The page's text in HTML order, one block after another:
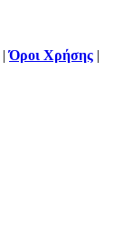
|Όροι Χρήσης |